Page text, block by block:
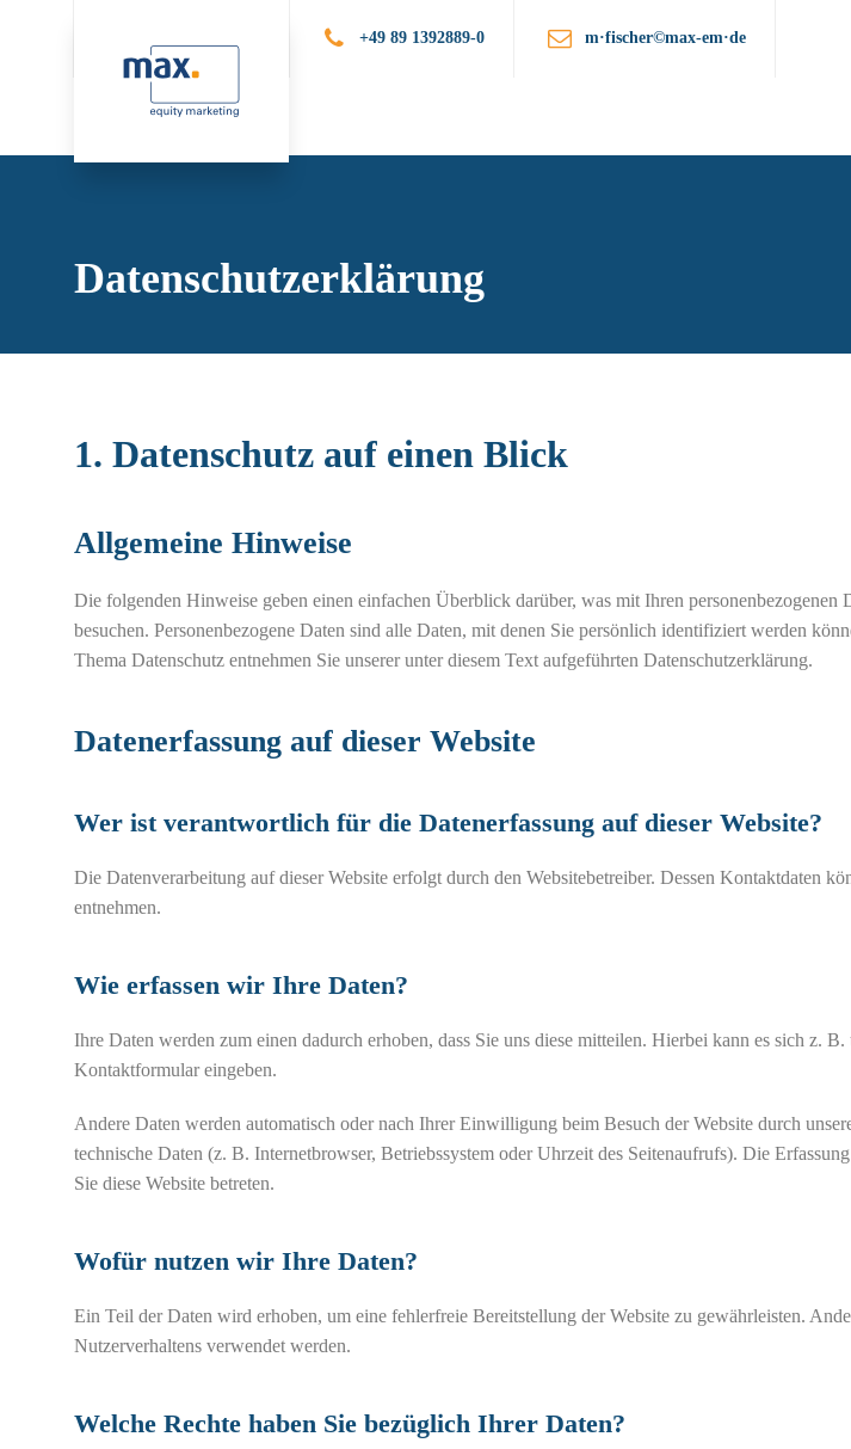
+49 89 1392889-0 m·fischer©max-em·de
Datenschutzerklärung
1. Datenschutz auf einen Blick
Allgemeine Hinweise
Die folgenden Hinweise geben einen einfachen Überblick darüber, was mit Ihren personenbezogenen
besuchen. Personenbezogene Daten sind alle Daten, mit denen Sie persönlich identifiziert werden
Thema Datenschutz entnehmen Sie unserer unter diesem Text aufgeführten Datenschutzerklärung.
Datenerfassung auf dieser Website
Wer ist verantwortlich für die Datenerfassung auf dieser Website?
Die Datenverarbeitung auf dieser Website erfolgt durch den Websitebetreiber. Dessen Kontaktdaten
entnehmen.
Wie erfassen wir Ihre Daten?
Ihre Daten werden zum einen dadurch erhoben, dass Sie uns diese mitteilen. Hierbei kann es sich z.
Kontaktformular eingeben.
Andere Daten werden automatisch oder nach Ihrer Einwilligung beim Besuch der Website durch
technische Daten (z. B. Internetbrowser, Betriebssystem oder Uhrzeit des Seitenaufrufs). Die
Sie diese Website betreten.
Wofür nutzen wir Ihre Daten?
Ein Teil der Daten wird erhoben, um eine fehlerfreie Bereitstellung der Website zu gewährleisten.
Nutzerverhaltens verwendet werden.
Welche Rechte haben Sie bezüglich Ihrer Daten?